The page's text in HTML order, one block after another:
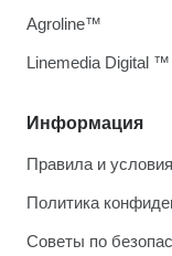
Информация
Правила и условия
Политика
Советы по
Agroline™
Linemedia Digital ™